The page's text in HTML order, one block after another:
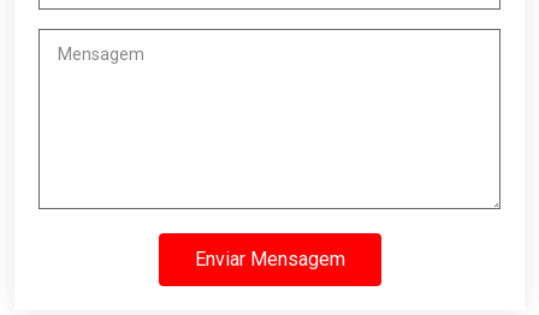
Enviar Mensagem